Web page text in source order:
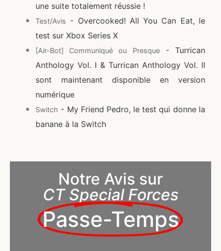
une suite totalement réussie !
Test/Avis - Overcooked! All You Can Eat, le
test sur Xbox Series X
[Air-Bot] Communiqué ou Presque- Turrican
Anthology Vol. I & Turrican Anthology Vol. II
sont maintenant disponible en version
numérique
Switch - My Friend Pedro, le test qui donne la
banane à la Switch
Notre Avis sur
CT Special Forces
Passe-Temps